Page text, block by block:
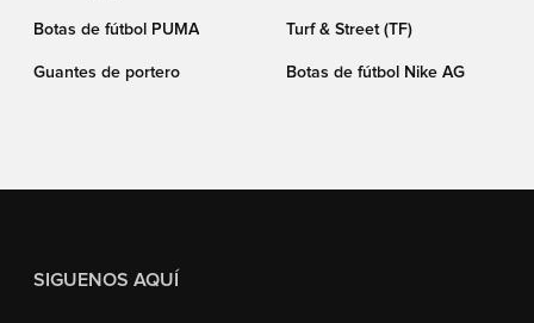
Botas de fútbol PUMA Turf & Street (TF)
Guantes de portero Botas de fútbol Nike AG
SIGUENOS AQUÍ